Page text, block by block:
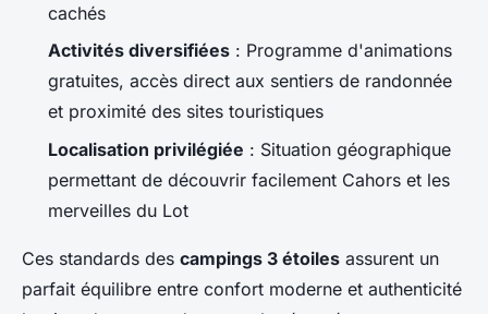
cachés
Activités diversifiées : Programme d'animations
gratuites, accès direct aux sentiers de randonnée
et proximité des sites touristiques
Localisation privilégiée : Situation géographique
permettant de découvrir facilement Cahors et les
merveilles du Lot
Ces standards des campings 3 étoiles assurent un
parfait équilibre entre confort moderne et authenticité